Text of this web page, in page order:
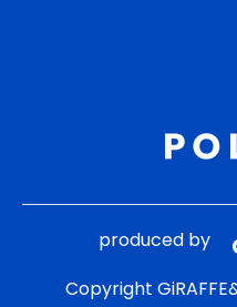
produced by
Copyright